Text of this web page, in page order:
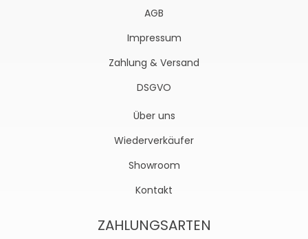
AGB
Impressum
Zahlung & Versand
DSGVO
Über uns
Wiederverkäufer
Showroom
Kontakt
ZAHLUNGSARTEN